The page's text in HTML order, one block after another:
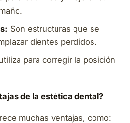
Son estructuras que se
dientes perdidos.
para corregir la posición
de la estética dental?
muchas ventajas, como: